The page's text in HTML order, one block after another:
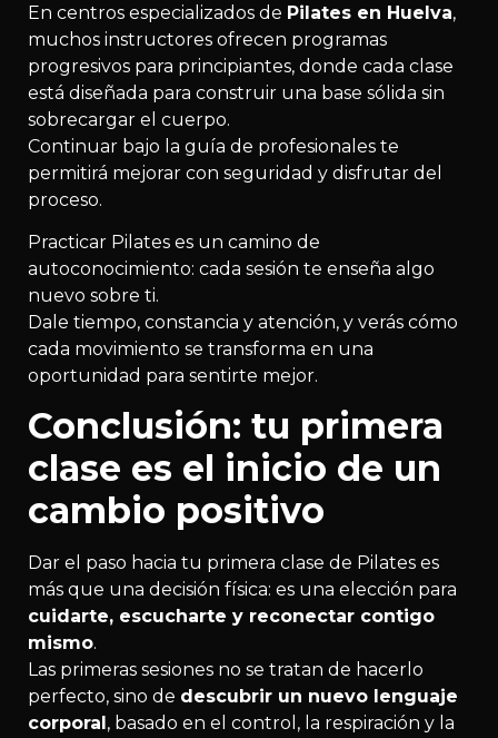
En centros especializados de Pilates en Huelva,
muchos instructores ofrecen programas
progresivos para principiantes, donde cada clase
está diseñada para construir una base sólida sin
sobrecargar el cuerpo.
Continuar bajo la guía de profesionales te
permitirá mejorar con seguridad y disfrutar del
proceso.
Practicar Pilates es un camino de
autoconocimiento: cada sesión te enseña algo
nuevo sobre ti.
Dale tiempo, constancia y atención, y verás cómo
cada movimiento se transforma en una
oportunidad para sentirte mejor.
Conclusión: tu primera
clase es el inicio de un
cambio positivo
Dar el paso hacia tu primera clase de Pilates es
más que una decisión física: es una elección para
cuidarte, escucharte y reconectar contigo
mismo.
Las primeras sesiones no se tratan de hacerlo
perfecto, sino de descubrir un nuevo lenguaje
corporal , basado en el control, la respiración y la